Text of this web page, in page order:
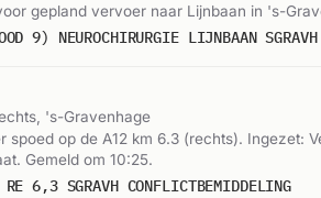
gepland vervoer naar Lijnbaan in 's-
9) NEUROCHIRURGIE LIJNBAAN
's-Gravenhage
spoed op de A12 km 6.3 (rechts). Ingezet:
Gemeld om 10:25.
6,3 SGRAVH CONFLICTBEMIDDELING